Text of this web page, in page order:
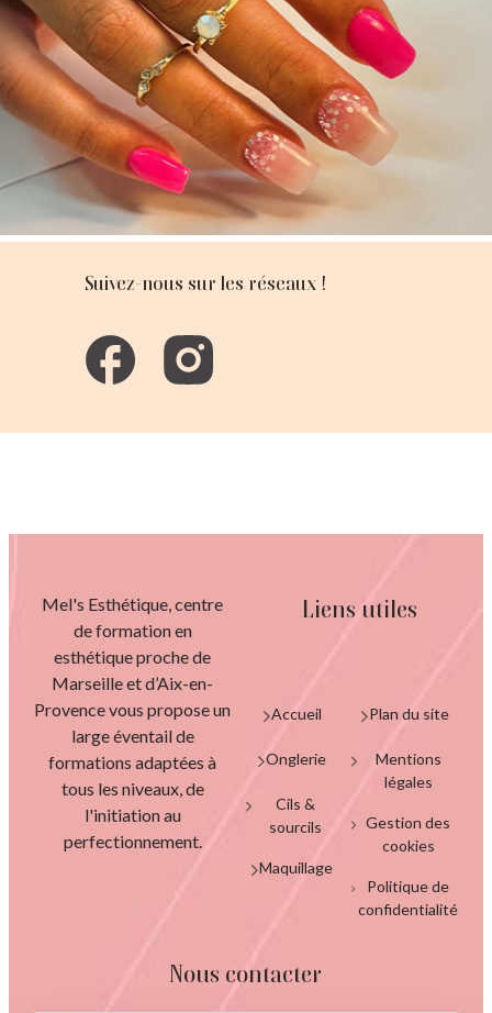
Suivez-nous sur les réseaux !
Mel's Esthétique, centre
de formation en
esthétique proche de
Marseille et d’Aix-en-
Provence vous propose un
large éventail de
formations adaptées à
tous les niveaux, de
l'initiation au
perfectionnement.
Liens utiles
Accueil
Onglerie
Cils &
sourcils
Maquillage
Plan du site
Mentions
légales
Gestion des
cookies
Politique de
confidentialité
Nous contacter